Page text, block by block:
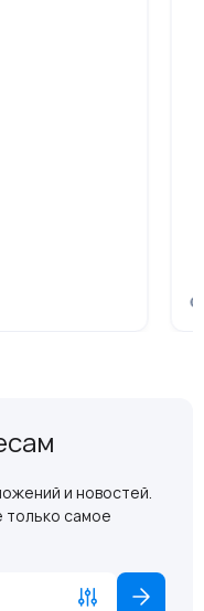
и новостей.
только самое